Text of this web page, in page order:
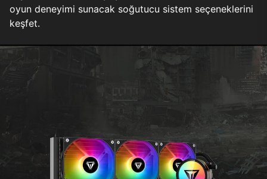
oyun deneyimi sunacak soğutucu sistem seçeneklerini
keşfet.